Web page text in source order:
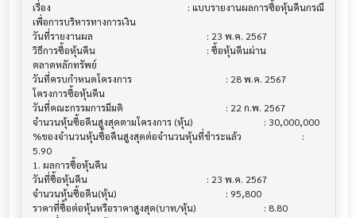
เรื่อง                                  			 : แบบรายงานผลการซื้อหุ้นคืนกรณี
เพื่อการบริหารทางการเงิน
วันที่รายงานผล                          			 : 23 พ.ค. 2567
วิธีการซื้อหุ้นคืน                           			 : ซื้อหุ้นคืนผ่าน
ตลาดหลักทรัพย์
วันที่ครบกำหนดโครงการ                   			 : 28 พ.ค. 2567
โครงการซื้อหุ้นคืน
วันที่คณะกรรมการมีมติ                     			 : 22 ก.พ. 2567
จำนวนหุ้นซื้อคืนสูงสุดตามโครงการ (หุ้น)        			 : 30,000,000
%ของจำนวนหุ้นซื้อคืนสูงสุดต่อจำนวนหุ้นที่ชำระแล้ว  			 :
5.90
1. ผลการซื้อหุ้นคืน
วันที่ซื้อหุ้นคืน                            			 : 23 พ.ค. 2567
จำนวนหุ้นซื้อคืน(หุ้น)                       			 : 95,800
ราคาที่ซื้อต่อหุ้นหรือราคาสูงสุด(บาท/หุ้น)        			 : 8.80